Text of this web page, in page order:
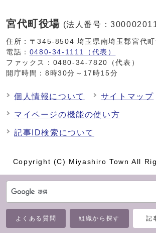
よくある質問 組織から探す 記
宮代町役場 (法人番号：
住所：〒345-8504 埼玉県南埼玉郡宮代
電話： 0480-34-1111（代表）
ファックス：0480-34-7820（代表）
開庁時間：8時30分～17時15分
個人情報について サイトマップ
マイページの機能の使い方
記事ID検索について
Copyright (C) Miyashiro Town All